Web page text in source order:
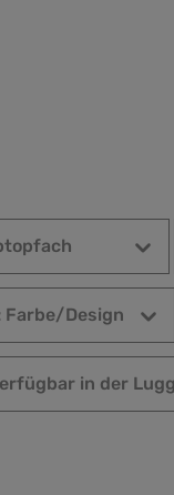
Farbe/Design
in der
in der